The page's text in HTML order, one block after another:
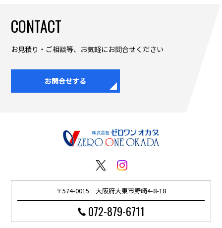
CONTACT
お見積り・ご相談等、お気軽にお問合せください
お問合せする
〒574-0015 大阪府大東市野崎4-8-18
072-879-6711